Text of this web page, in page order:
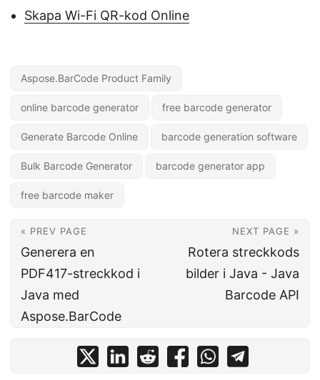
Skapa Wi-Fi QR-kod Online
Aspose.BarCode Product Family
online barcode generator free barcode generator
Generate Barcode Online barcode generation software
Bulk Barcode Generator barcode generator app
free barcode maker
« PREV PAGE
Generera en
PDF417-streckkod i
Java med
Aspose.BarCode
NEXT PAGE »
Rotera streckkods
bilder i Java - Java
Barcode API